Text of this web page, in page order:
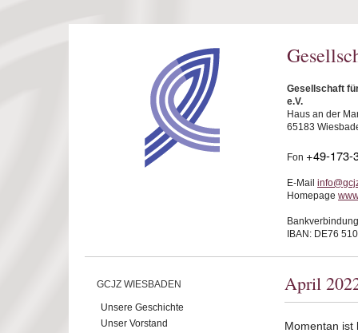
Gesellschaft
e.V.
Haus an der
65183
Fon +49-173-
E-Mail
Homepage
IBAN: DE76
GCJZ WIESBADEN
Unsere Geschichte
Unser Vorstand
April
Momentan ist